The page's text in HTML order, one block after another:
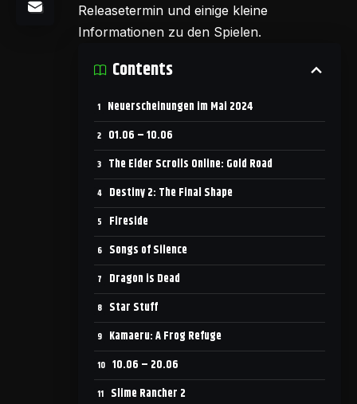
Releasetermin und einige kleine
Informationen zu den Spielen.
Contents
Neuerscheinungen im Mai 2024
01.06 – 10.06
The Elder Scrolls Online: Gold Road
Destiny 2: The Final Shape
Fireside
Songs of Silence
Dragon is Dead
Star Stuff
Kamaeru: A Frog Refuge
10.06 – 20.06
Slime Rancher 2